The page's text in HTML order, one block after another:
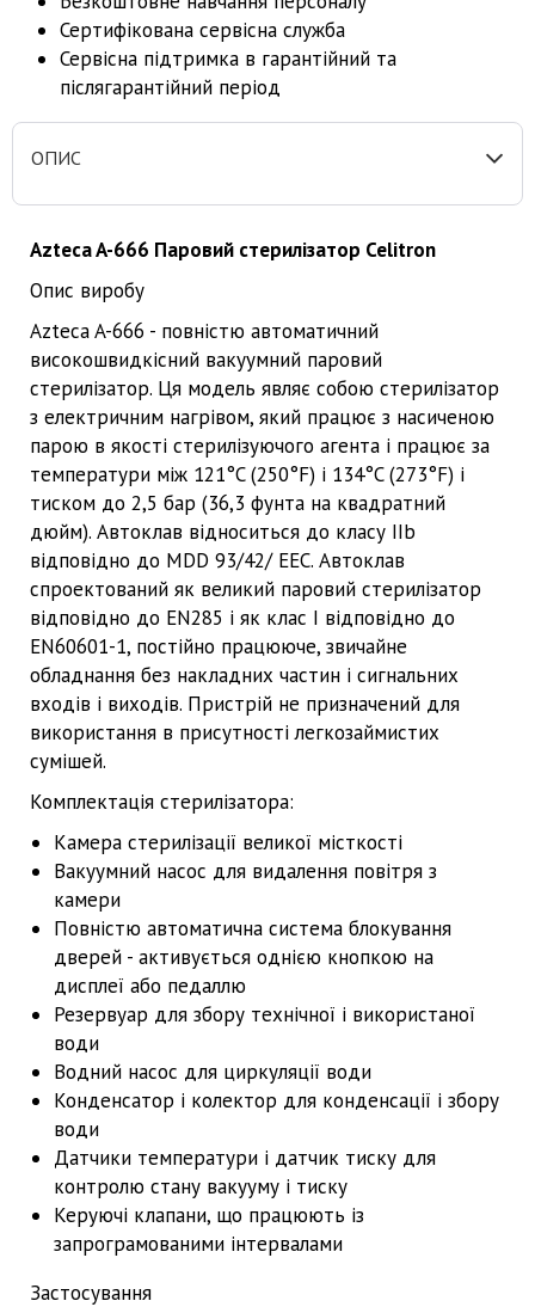
Сертифікована сервісна служба
Сервісна підтримка в гарантійний та
післягарантійний період
ОПИС
Azteca A-666 Паровий стерилізатор Celitron
Опис виробу
Azteca A-666 - повністю автоматичний
високошвидкісний вакуумний паровий
стерилізатор. Ця модель являє собою стерилізатор
з електричним нагрівом, який працює з насиченою
парою в якості стерилізуючого агента і працює за
температури між 121°C (250°F) і 134°C (273°F) і
тиском до 2,5 бар (36,3 фунта на квадратний
дюйм). Автоклав відноситься до класу IIb
відповідно до MDD 93/42/ EEC. Автоклав
спроектований як великий паровий стерилізатор
відповідно до EN285 і як клас I відповідно до
EN60601-1, постійно працююче, звичайне
обладнання без накладних частин і cигнальних
входів і виходів. Пристрій не призначений для
використання в присутності легкозаймистих
сумішей.
Комплектація стерилізатора:
Камера стерилізації великої місткості
Вакуумний насос для видалення повітря з
камери
Повністю автоматична система блокування
дверей - активується однією кнопкою на
дисплеї або педаллю
Резервуар для збору технічної і використаної
води
Водний насос для циркуляції води
Конденсатор і колектор для конденсації і збору
води
Датчики температури і датчик тиску для
контролю стану вакууму і тиску
Керуючі клапани, що працюють із
запрограмованими інтервалами
Застосування